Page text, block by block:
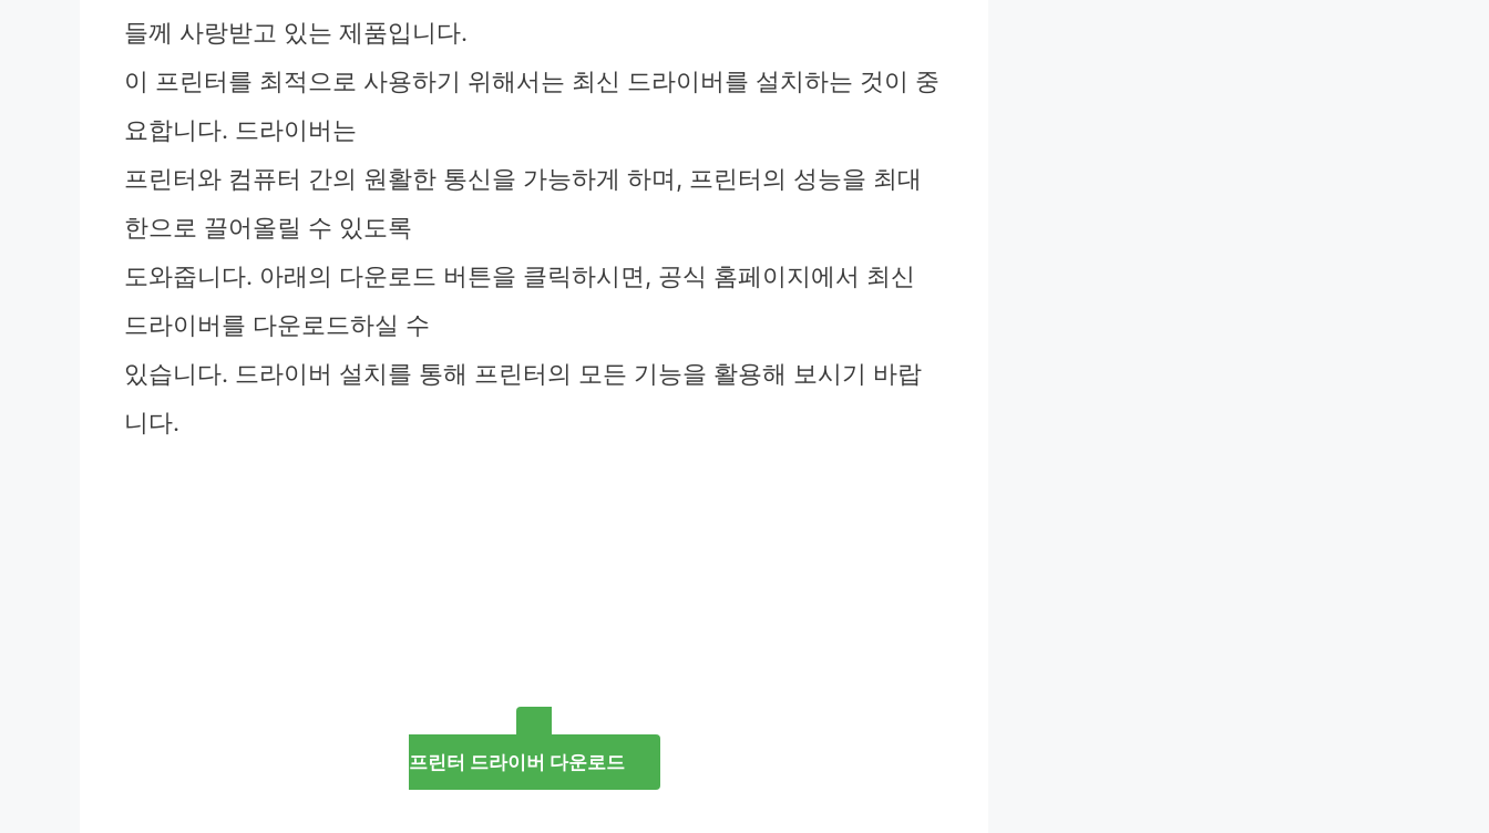
들께 사랑받고 있는 제품입니다.
이 프린터를 최적으로 사용하기 위해서는 최신 드라이버를 설치하는 것이 중
요합니다. 드라이버는
프린터와 컴퓨터 간의 원활한 통신을 가능하게 하며, 프린터의 성능을 최대
한으로 끌어올릴 수 있도록
도와줍니다. 아래의 다운로드 버튼을 클릭하시면, 공식 홈페이지에서 최신
드라이버를 다운로드하실 수
있습니다. 드라이버 설치를 통해 프린터의 모든 기능을 활용해 보시기 바랍
니다.
프린터 드라이버 다운로드